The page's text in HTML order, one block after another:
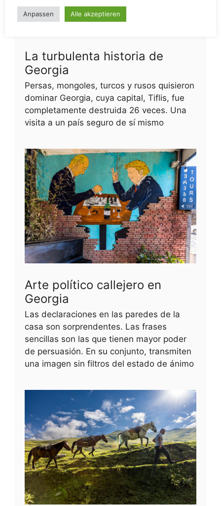
La turbulenta historia de
Georgia
Persas, mongoles, turcos y rusos quisieron
dominar Georgia, cuya capital, Tiflis, fue
completamente destruida 26 veces. Una
visita a un país seguro de sí mismo
Arte político callejero en
Georgia
Las declaraciones en las paredes de la
casa son sorprendentes. Las frases
sencillas son las que tienen mayor poder
de persuasión. En su conjunto, transmiten
una imagen sin filtros del estado de ánimo
Tellerrand-Stories a quienes no consientan el uso de
todas las funcionalidades.